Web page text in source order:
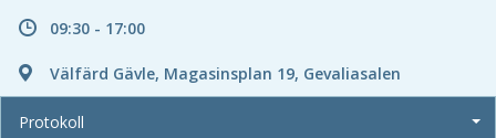
09:30 - 17:00
Välfärd Gävle, Magasinsplan 19, Gevaliasalen
Protokoll